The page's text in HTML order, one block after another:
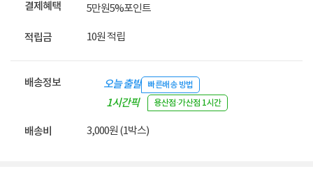
결제혜택 5만원5%포인트
적립금 10원 적립
배송정보 오늘 출발 빠른배송 방법
1시간픽
용산점·가산점 1시간
배송비 3,000원 (1박스)